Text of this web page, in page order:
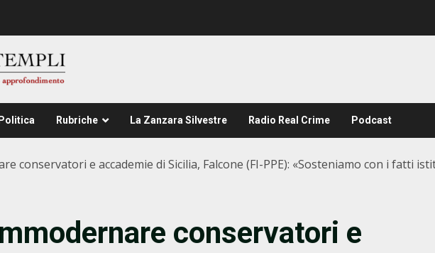
Politica Rubriche La Zanzara Silvestre Radio Real Crime Podcast
conservatori e accademie di Sicilia, Falcone (FI-PPE): ‭«Sosteniamo con i fatti
conservatori e